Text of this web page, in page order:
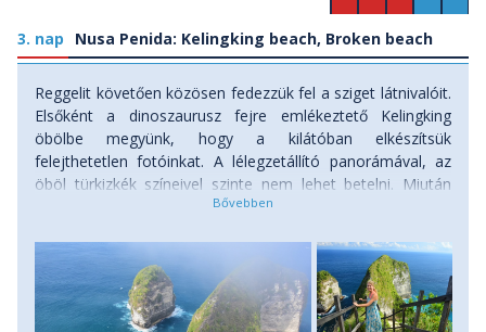
3. nap Nusa Penida: Kelingking beach, Broken beach
Reggelit követően közösen fedezzük fel a sziget látnivalóit.
Elsőként a dinoszaurusz fejre emlékeztető Kelingking
öbölbe megyünk, hogy a kilátóban elkészítsük
felejthetetlen fotóinkat. A lélegzetállító panorámával, az
öböl türkizkék színeivel szinte nem lehet betelni. Miután
kigyönyörködtük magunkat elindulunk a mesebeli homokos
sziklafalba vájt "lépcsőfokokon" ereszkedünk le, a
korlátokba kapaszkodva. A kisebbfajta kihívás után lehet
pihenni az aranysárga homokos parton, a bátrabbak
ugrálhatnak a hullámokban (csak nyugodt hullámzás